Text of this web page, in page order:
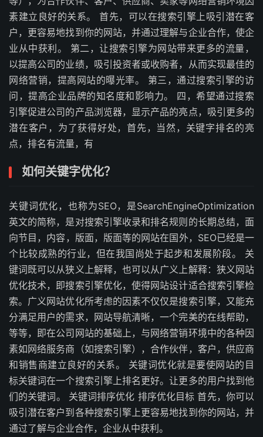
素建立良好的关系。 首先，可以在搜索引擎上吸引潜在客
户，更容易地找到你的网站，并通过理解与企业合作，使企
业从中获利。 第二，让搜索引擎为网站带来更多的流量，
以提高公司的业绩，吸引投资者或收购者，从而实现最佳的
网络营销，提高网站的曝光率。 第三，通过搜索引擎的访
问，提高企业品牌的知名度和影响力。 四，希望通过搜索
引擎促进公司的产品浏览器，显示产品的亮点，吸引更多的
潜在客户，为了获得好处，首先，当然，关键字排名的亮
点，排名有流量，有
如何关键字优化？
关键词优化，也称为SEO，是SearchEngineOptimization
英文的简称，是对搜索引擎收录和排名规则的长期总结，面
向节目，内容，版面，版面等的网站在国外，SEO已经是一
个比较成熟的行业，但在我国尚处于起步和发展阶段。 关
键词既可以从狭义上解释，也可以从广义上解释：狭义网站
优化技术，即搜索引擎优化，使得网站设计适合搜索引擎检
索。广义网站优化所考虑的因素不仅仅是搜索引擎，又能充
分满足用户的需求，网站导航清晰，一个完美的在线帮助，
等等，即在公司网站的基础上，与网络营销环境中的各种因
素如网络服务商（如搜索引擎），合作伙伴，客户，供应商
和销售商建立良好的关系。 关键词优化就是要使网站的目
标关键词在一个搜索引擎上排名更好。让更多的用户找到他
们的关键词。 关键词排序优化 排序优化目标 首先，你可以
吸引潜在客户到各种搜索引擎上更容易地找到你的网站，并
通过了解与企业合作，企业从中获利。